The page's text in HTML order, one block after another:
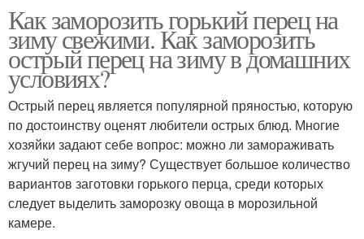
Как заморозить горький перец на
зиму свежими. Как заморозить
острый перец на зиму в домашних
условиях?
Острый перец является популярной пряностью, которую
по достоинству оценят любители острых блюд. Многие
хозяйки задают себе вопрос: можно ли замораживать
жгучий перец на зиму? Существует большое количество
вариантов заготовки горького перца, среди которых
следует выделить заморозку овоща в морозильной
камере.